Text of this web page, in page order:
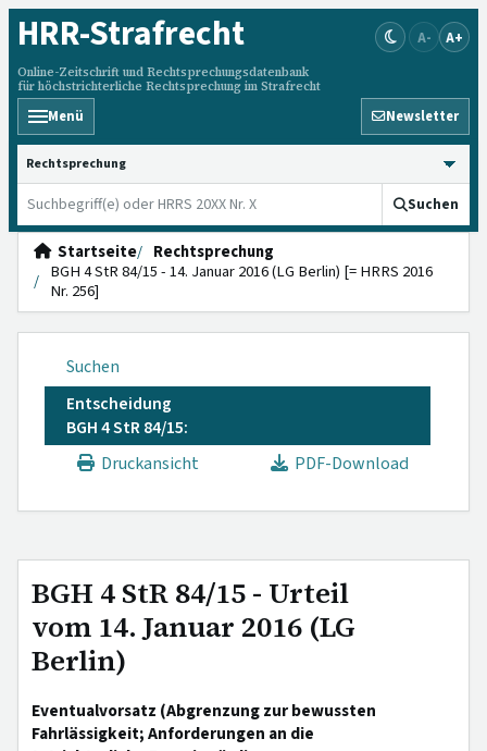
HRR-Strafrecht
Online-Zeitschrift und Rechtsprechungsdatenbank
für höchstrichterliche Rechtsprechung im Strafrecht
A- A+
Menü Newsletter
HRRS durchsuchen
Suchen
Startseite
Rechtsprechung
BGH 4 StR 84/15 - 14. Januar 2016 (LG Berlin) [= HRRS 2016
Nr. 256]
Suchen
Entscheidung
BGH 4 StR 84/15:
Druckansicht
PDF-Download
BGH 4 StR 84/15 - Urteil
vom 14. Januar 2016 (LG
Berlin)
Eventualvorsatz (Abgrenzung zur bewussten
Fahrlässigkeit; Anforderungen an die